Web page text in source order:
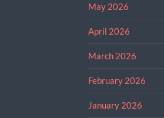
May 2026
April 2026
March 2026
February 2026
January 2026